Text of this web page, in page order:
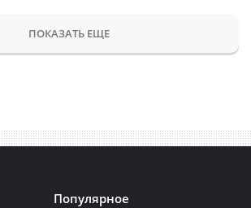
ПОКАЗАТЬ ЕЩЕ
Популярное